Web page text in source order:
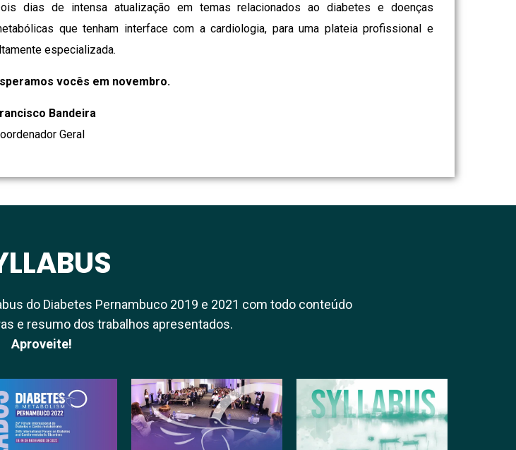
dias de intensa atualização em temas relacionados ao diabetes e doenças
que tenham interface com a cardiologia, para uma plateia profissional e
especializada.
vocês em novembro.
Bandeira
Geral
do Diabetes Pernambuco 2019 e 2021 com todo conteúdo
e resumo dos trabalhos apresentados.
Aproveite!